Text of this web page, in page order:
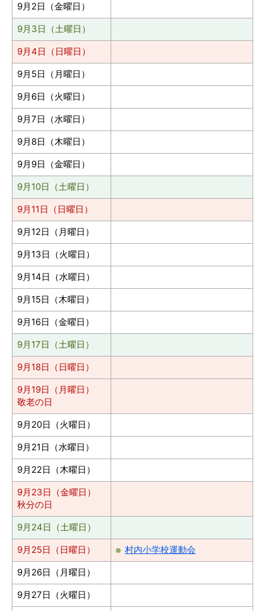
9月2日（金曜日）
9月3日（土曜日）
9月4日（日曜日）
9月5日（月曜日）
9月6日（火曜日）
9月7日（水曜日）
9月8日（木曜日）
9月9日（金曜日）
9月10日（土曜日）
9月11日（日曜日）
9月12日（月曜日）
9月13日（火曜日）
9月14日（水曜日）
9月15日（木曜日）
9月16日（金曜日）
9月17日（土曜日）
9月18日（日曜日）
9月19日（月曜日）
敬老の日
9月20日（火曜日）
9月21日（水曜日）
9月22日（木曜日）
9月23日（金曜日）
秋分の日
9月24日（土曜日）
9月25日（日曜日）
村内小学校運動会
9月26日（月曜日）
9月27日（火曜日）